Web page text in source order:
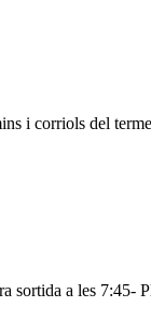
i corriols del
sortida a les